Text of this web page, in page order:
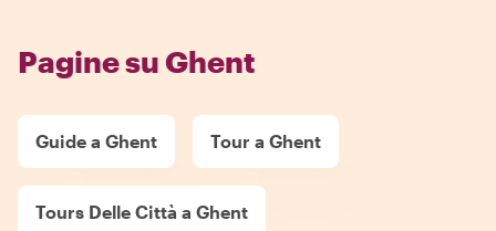
Pagine su Ghent
Guide a Ghent Tour a Ghent
Tours Delle Città a Ghent